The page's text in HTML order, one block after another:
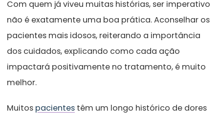
Com quem já viveu muitas histórias, ser imperativo
não é exatamente uma boa prática. Aconselhar os
pacientes mais idosos, reiterando a importância
dos cuidados, explicando como cada ação
impactará positivamente no tratamento, é muito
melhor.
Muitos pacientes têm um longo histórico de dores